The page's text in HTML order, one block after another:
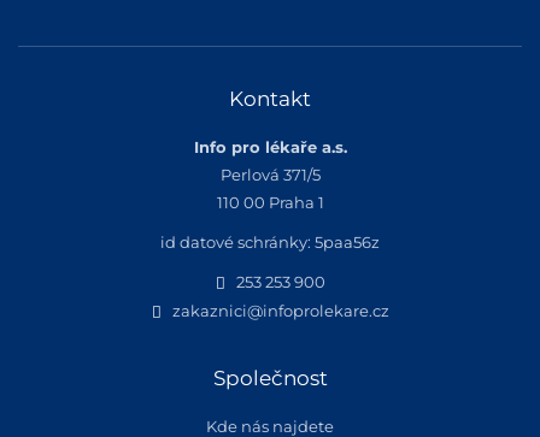
Kontakt
Info pro lékaře a.s.
Perlová 371/5
110 00 Praha 1
id datové schránky: 5paa56z
253 253 900
zakaznici@infoprolekare.cz
Společnost
Kde nás najdete